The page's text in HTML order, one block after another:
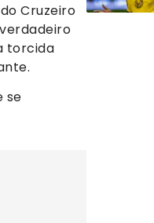
Cruzeiro
torcida
se